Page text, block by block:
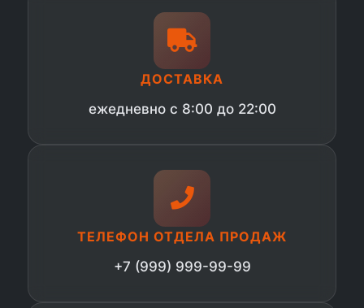
ДОСТАВКА
ежедневно с 8:00 до 22:00
ТЕЛЕФОН ОТДЕЛА ПРОДАЖ
+7 (999) 999-99-99